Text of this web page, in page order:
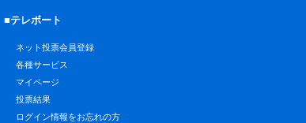
■テレボート
ネット投票会員登録
各種サービス
マイページ
投票結果
ログイン情報をお忘れの方